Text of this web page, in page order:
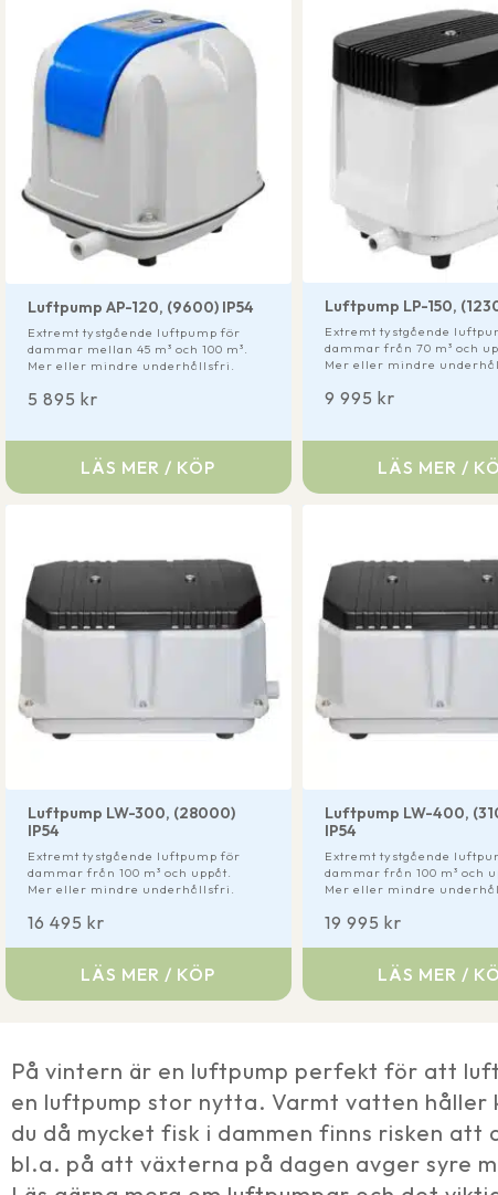
Luftpump AP-120, (9600) IP54
5 895 kr
Extremt tystgående luftpump för
dammar mellan 45 m³ och 100 m³.
Mer eller mindre underhållsfri.
LÄS MER / KÖP
Luftpump LP-150,
9 995 kr
Extremt tystgående
dammar från 70 m³ och
Mer eller mindre
LÄS MER /
Luftpump LW-300, (28000)
IP54
16 495 kr
Extremt tystgående luftpump för
dammar från 100 m³ och uppåt.
Mer eller mindre underhållsfri.
LÄS MER / KÖP
Luftpump LW-400,
IP54
19 995 kr
Extremt tystgående
dammar från 100 m³ och
Mer eller mindre
LÄS MER /
På vintern är en luftpump perfekt för att
en luftpump stor nytta. Varmt vatten håller
du då mycket fisk i dammen finns risken
bl.a. på att växterna på dagen avger syre